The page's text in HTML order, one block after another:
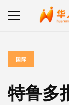
国际
特鲁多